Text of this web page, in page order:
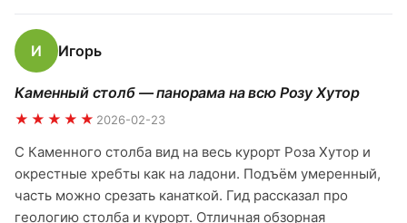
И Игорь
Каменный столб — панорама на всю Розу Хутор
★★★★★ 2026-02-23
С Каменного столба вид на весь курорт Роза Хутор и
окрестные хребты как на ладони. Подъём умеренный,
часть можно срезать канаткой. Гид рассказал про
геологию столба и курорт. Отличная обзорная